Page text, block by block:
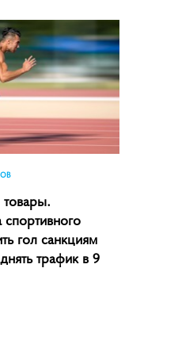
гол санкциям
трафик в 9